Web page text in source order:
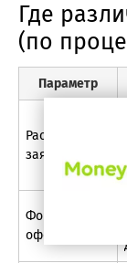
Где
(по
Параметр
Рассмотрение
заявки
Формат
оформления